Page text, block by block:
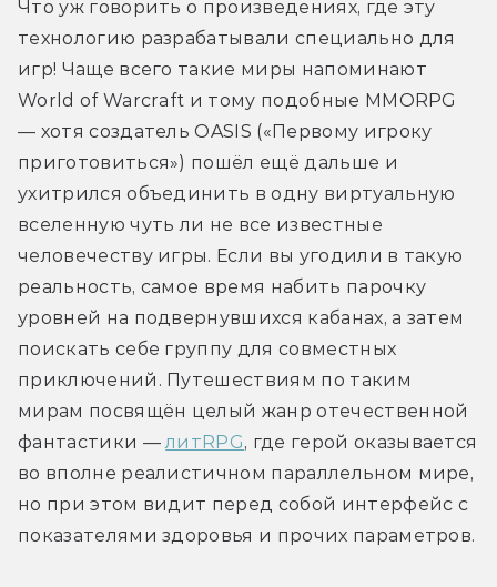
Что уж говорить о произведениях, где эту
технологию разрабатывали специально для
игр! Чаще всего такие миры напоминают
World of Warcraft и тому подобные MMORPG
— хотя создатель OASIS («Первому игроку
приготовиться») пошёл ещё дальше и
ухитрился объединить в одну виртуальную
вселенную чуть ли не все известные
человечеству игры. Если вы угодили в такую
реальность, самое время набить парочку
уровней на подвернувшихся кабанах, а затем
поискать себе группу для совместных
приключений. Путешествиям по таким
мирам посвящён целый жанр отечественной
фантастики — литRPG, где герой оказывается
во вполне реалистичном параллельном мире,
но при этом видит перед собой интерфейс с
показателями здоровья и прочих параметров.